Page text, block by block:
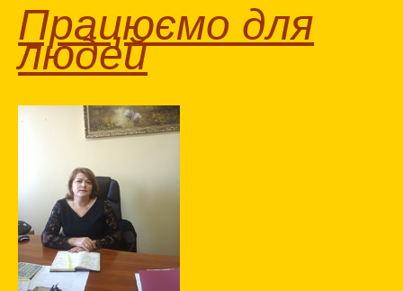
Працюємо для
людей